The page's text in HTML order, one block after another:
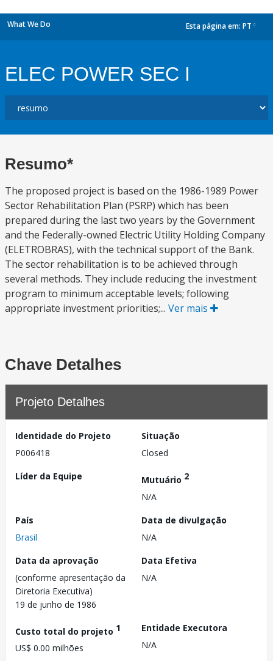
What We Do Esta página em: PT
ELEC POWER SEC I
Resumo*
The proposed project is based on the 1986-1989 Power
Sector Rehabilitation Plan (PSRP) which has been
prepared during the last two years by the Government
and the Federally-owned Electric Utility Holding Company
(ELETROBRAS), with the technical support of the Bank.
The sector rehabilitation is to be achieved through
several methods. They include reducing the investment
program to minimum acceptable levels; following
appropriate investment priorities;... Ver mais
Chave Detalhes
Projeto Detalhes
Identidade do Projeto
P006418
Situação
Closed
Líder da Equipe
Mutuário 2
N/A
País
Brasil
Data de divulgação
N/A
Data da aprovação
(conforme apresentação da
Diretoria Executiva)
19 de junho de 1986
Data Efetiva
N/A
Custo total do projeto 1
US$ 0.00 milhões
Entidade Executora
N/A